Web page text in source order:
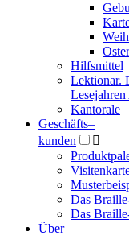
Hilfsmittel
Lektionar.
Kantorale
Geschäfts­–
kunden

Das
Das
Über